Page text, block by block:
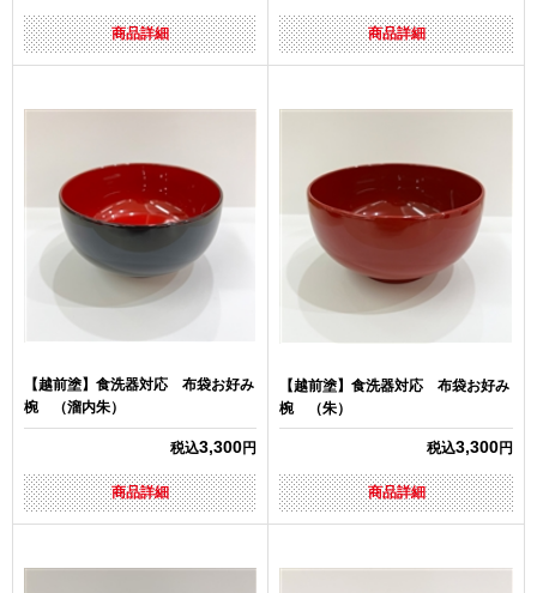
商品詳細 商品詳細
【越前塗】食洗器対応 布袋お好み
椀 （溜内朱）
税込3,300円
商品詳細
【越前塗】食洗器対応 布袋お好み
椀 （朱）
税込3,300円
商品詳細